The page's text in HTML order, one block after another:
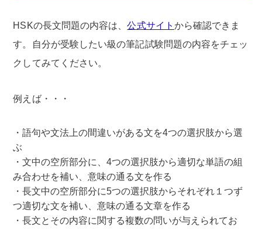
HSKの長文問題の内容は、公式サイト から確認できま
す。自分が受験したい級の筆記試験問題の内容をチェッ
クしてみてください。
例えば・・・
語句や文法上の間違いがある文を4つの選択肢から選
ぶ
文中の空所部分に、4つの選択肢から適切な単語の組
み合わせを補い、意味の通る文を作る
長文中の空所部分に5つの選択肢からそれぞれ１つず
つ適切な文を補い、意味の通る文章を作る
長文とその内容に関する複数の問いが与えられてお